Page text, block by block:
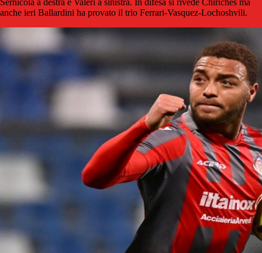
Sernicola a destra e Valeri a sinistra. In difesa si rivede Chiriches ma
anche ieri Ballardini ha provato il trio Ferrari-Vasquez-Lochoshvili.